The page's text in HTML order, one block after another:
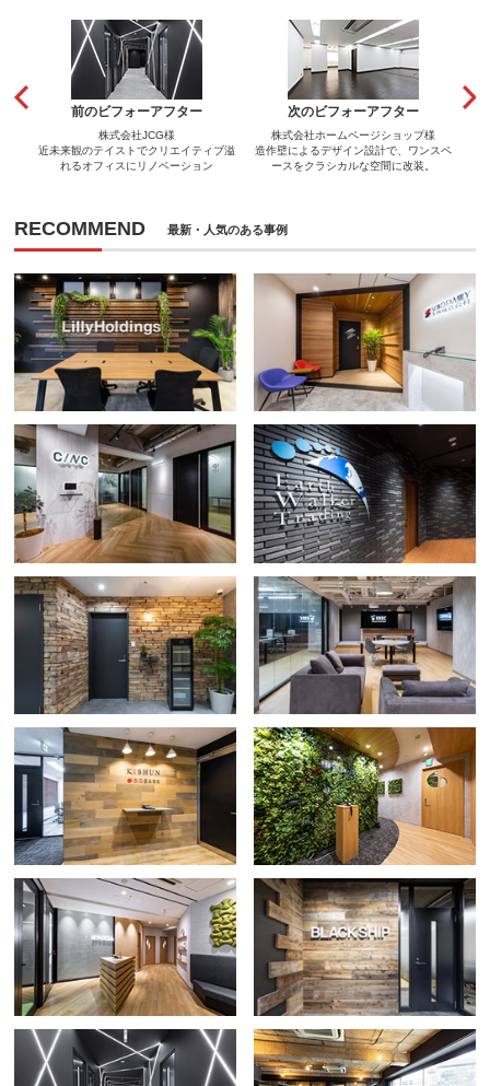
前のビフォーアフター
株式会社JCG様
近未来観のテイストでクリエイティブ溢
れるオフィスにリノベーション
次のビフォーアフター
株式会社ホームページショップ様
造作壁によるデザイン設計で、ワンスペ
ースをクラシカルな空間に改装。
RECOMMEND 最新・人気のある事例